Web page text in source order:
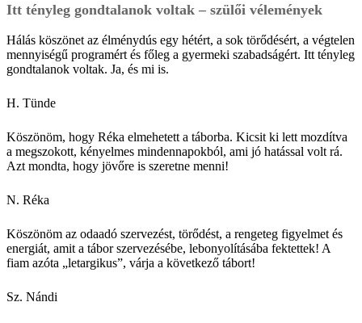
Itt tényleg gondtalanok voltak – szülői vélemények
Hálás köszönet az élménydús egy hétért, a sok törődésért, a végtelen
mennyiségű programért és főleg a gyermeki szabadságért. Itt tényleg
gondtalanok voltak. Ja, és mi is.
H. Tünde
Köszönöm, hogy Réka elmehetett a táborba. Kicsit ki lett mozdítva
a megszokott, kényelmes mindennapokból, ami jó hatással volt rá.
Azt mondta, hogy jövőre is szeretne menni!
N. Réka
Köszönöm az odaadó szervezést, törődést, a rengeteg figyelmet és
energiát, amit a tábor szervezésébe, lebonyolításába fektettek! A
fiam azóta „letargikus”, várja a következő tábort!
Sz. Nándi